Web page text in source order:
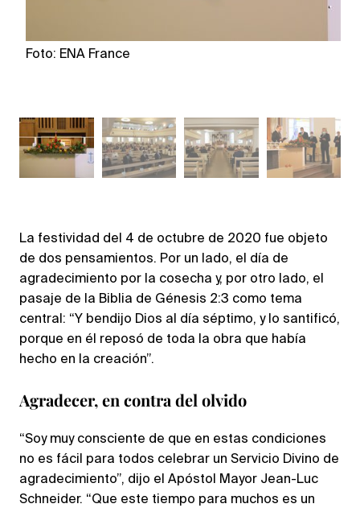
Foto: ENA France
La festividad del 4 de octubre de 2020 fue objeto
de dos pensamientos. Por un lado, el día de
agradecimiento por la cosecha y, por otro lado, el
pasaje de la Biblia de Génesis 2:3 como tema
central: “Y bendijo Dios al día séptimo, y lo santificó,
porque en él reposó de toda la obra que había
hecho en la creación”.
Agradecer, en contra del olvido
“Soy muy consciente de que en estas condiciones
no es fácil para todos celebrar un Servicio Divino de
agradecimiento”, dijo el Apóstol Mayor Jean-Luc
Schneider. “Que este tiempo para muchos es un